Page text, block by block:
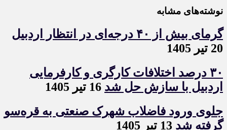
نوشته‌های مشابه
گرمای بیش از ۴۰ درجه‌ای در انتظار اردبیل
20 تیر 1405
۳۰ درصد اختلافات کارگری و کارفرمایی
اردبیل با سازش حل شد
جلوی ورود فاضلاب شهرک صنعتی به قره‌سو
گرفته شد